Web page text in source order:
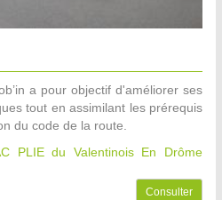
a pour objectif d'améliorer ses
tout en assimilant les prérequis
du code de la route.
PLIE du Valentinois En Drôme
Consulter